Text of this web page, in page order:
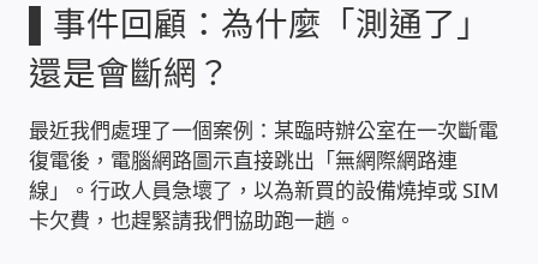
監視器安裝維修-實績案例
自動控制PLC專案設計-實績案例
雲端儲值型電表
電子鎖安裝-實績案例
▌事件回顧：為什麼「測通了」
還是會斷網？
最近我們處理了一個案例：某臨時辦公室在一次斷電
復電後，電腦網路圖示直接跳出「無網際網路連
線」。行政人員急壞了，以為新買的設備燒掉或 SIM
卡欠費，也趕緊請我們協助跑一趟。